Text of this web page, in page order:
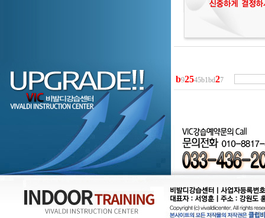
b92545b1bd27